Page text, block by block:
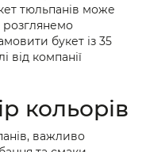
тюльпанів може
букет із 35
від компанії
кольорів
важливо